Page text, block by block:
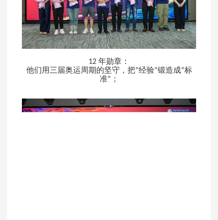
12 年勋章：
他们用三届奥运周期的坚守，把“经验”锻造成“标
准” ；